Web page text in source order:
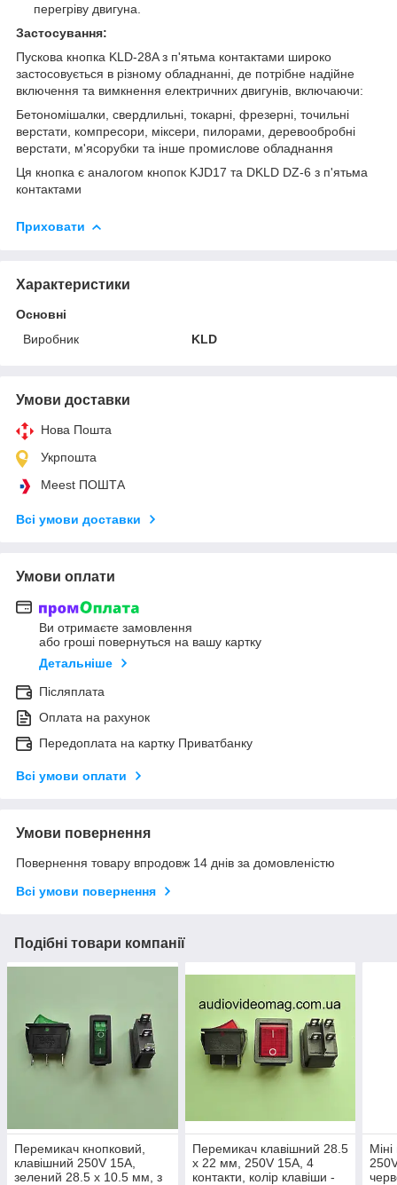
перегріву двигуна.
Застосування:
Пускова кнопка KLD-28A з п'ятьма контактами широко
застосовується в різному обладнанні, де потрібне надійне
включення та вимкнення електричних двигунів, включаючи:
Бетономішалки, свердлильні, токарні, фрезерні, точильні
верстати, компресори, міксери, пилорами, деревообробні
верстати, м'ясорубки та інше промислове обладнання
Ця кнопка є аналогом кнопок KJD17 та DKLD DZ-6 з п'ятьма
контактами
Приховати
Характеристики
Основні
Виробник
KLD
Умови доставки
Нова Пошта
Укрпошта
Meest ПОШТА
Всі умови доставки
Умови оплати
Ви отримаєте замовлення
або гроші повернуться на вашу картку
Детальніше
Післяплата
Оплата на рахунок
Передоплата на картку Приватбанку
Всі умови оплати
Умови повернення
Повернення товару впродовж 14 днів за домовленістю
Всі умови повернення
Подібні товари компанії
Перемикач кнопковий,
клавішний 250V 15A,
зелений 28.5 х 10.5 мм, з
Перемикач клавішний 28.5
х 22 мм, 250V 15А, 4
контакти, колір клавіши -